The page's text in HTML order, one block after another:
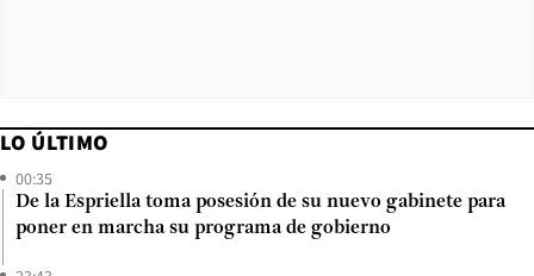
LO ÚLTIMO
00:35
De la Espriella toma posesión de su nuevo gabinete para
poner en marcha su programa de gobierno